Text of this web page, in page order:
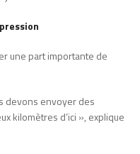
une part importante de
devons envoyer des
kilomètres d’ici », explique